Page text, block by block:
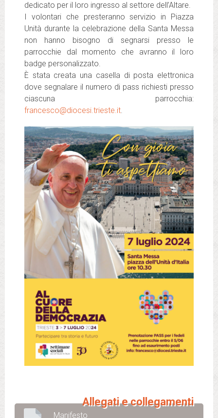
dedicato per il loro ingresso al settore dell’Altare.
I volontari che presteranno servizio in Piazza
Unità durante la celebrazione della Santa Messa
non hanno bisogno di segnarsi presso le
parrocchie dal momento che avranno il loro
badge personalizzato.
È stata creata una casella di posta elettronica
dove segnalare il numero di pass richiesti presso
ciascuna parrocchia:
francesco@diocesi.trieste.it.
Allegati e collegamenti
Manifesto